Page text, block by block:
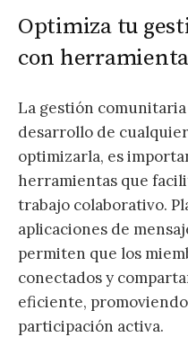
Optimiza tu
con
La gestión
desarrollo de
optimizarla, es
herramientas que
trabajo colaborativo.
aplicaciones de
permiten que los
conectados y
eficiente,
participación activa.